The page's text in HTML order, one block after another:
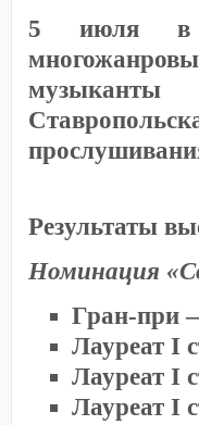
5 июля в
Результаты
Номинация
Гран-при
Лауреат I
Лауреат I
Лауреат I